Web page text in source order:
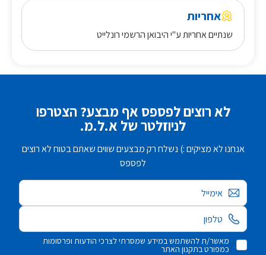
אחריות
שנתיים אחריות ע"י היבואן הרשמי רונלייט
לא רוצים לפספס אף מבצע? הצטרפו
לניוזלטר של א.ל.מ.
אנחנו לא מציקים :) נשלח רק מבצעים שווים שאתם בטוח לא רוצים
לפספס
אימייל
מאשר/ת להשתמש במידע שמסרתי לצרכי הודעות ופרסומות
כמפורט בתקנון האתר